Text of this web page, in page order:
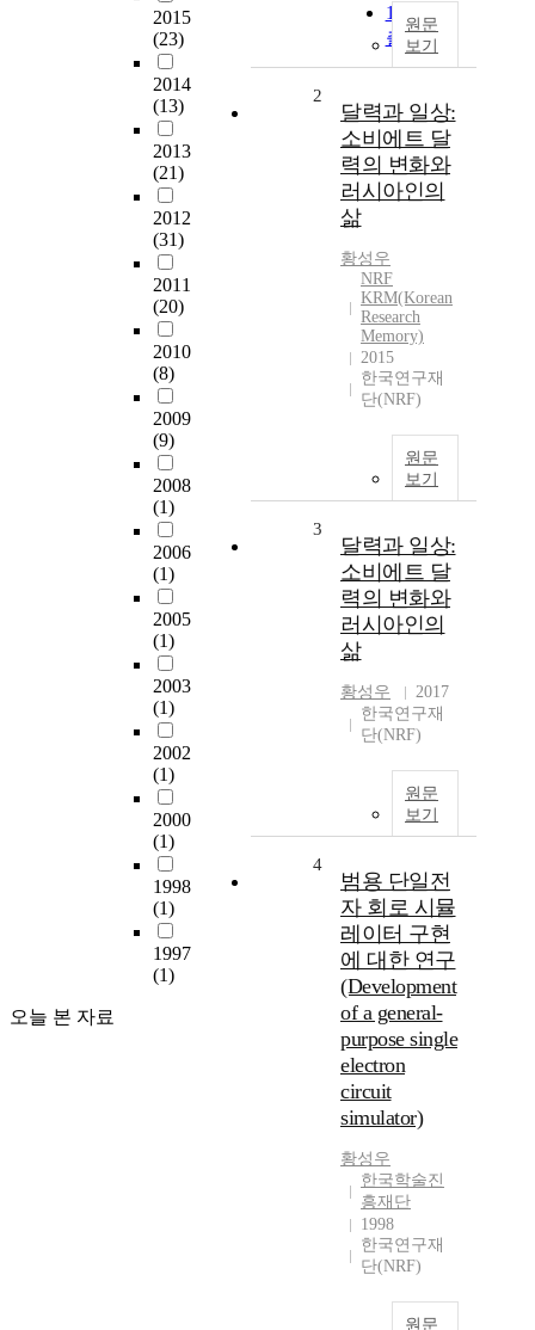
2015
(23)
2014
(13)
2013
(21)
2012
(31)
2011
(20)
2010
(8)
2009
(9)
2008
(1)
2006
(1)
2005
(1)
2003
(1)
2002
(1)
2000
(1)
1998
(1)
1997
(1)
오늘 본 자료
100개씩
출력
원문
보기
2
달력과 일상:
소비에트 달
력의 변화와
러시아인의
삶
황성우
NRF
KRM(Korean
Research
Memory)
2015
한국연구재
단(NRF)
원문
보기
3
달력과 일상:
소비에트 달
력의 변화와
러시아인의
삶
황성우
2017
한국연구재
단(NRF)
원문
보기
4
범용 단일전
자 회로 시뮬
레이터 구현
에 대한 연구
(Development
of a general-
purpose single
electron
circuit
simulator)
황성우
한국학술진
흥재단
1998
한국연구재
단(NRF)
원문